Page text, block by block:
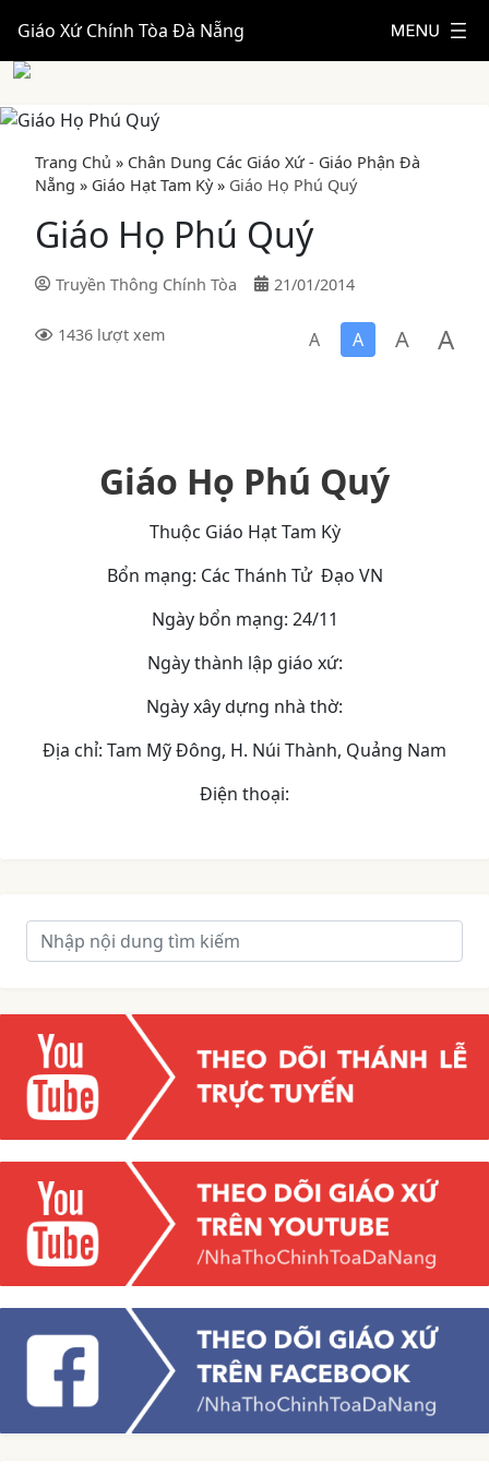
Giáo Xứ Chính Tòa Đà Nẵng
Trang Chủ » Chân Dung Các Giáo Xứ - Giáo Phận Đà
Nẵng » Giáo Hạt Tam Kỳ» Giáo Họ Phú Quý
Giáo Họ Phú Quý
Truyền Thông Chính Tòa 21/01/2014
1436 lượt xem A A A A
Giáo Họ Phú Quý
Thuộc Giáo Hạt Tam Kỳ
Bổn mạng: Các Thánh Tử Đạo VN
Ngày bổn mạng: 24/11
Ngày thành lập giáo xứ:
Ngày xây dựng nhà thờ:
Địa chỉ: Tam Mỹ Đông, H. Núi Thành, Quảng Nam
Điện thoại: